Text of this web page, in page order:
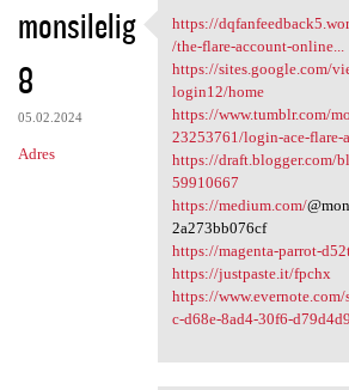
monsilelig
8
05.02.2024
Adres
https://
https://
/the-flare-account-online...
https://sites.google.com/
login12/home
https://www.tumblr.com/
23253761/login-ace-flare-
https://draft.blogger.com/
59910667
https://medium.com/
2a273bb076cf
https://magenta-parrot-
https://justpaste.it/fpchx
https://
c-d68e-8ad4-30f6-